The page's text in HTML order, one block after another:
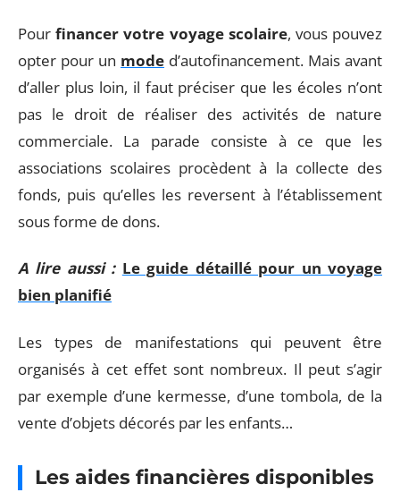
Pourfinancer votre voyage scolaire, vous pouvez
opter pour un mode d’autofinancement. Mais avant
d’aller plus loin, il faut préciser que les écoles n’ont
pas le droit de réaliser des activités de nature
commerciale. La parade consiste à ce que les
associations scolaires procèdent à la collecte des
fonds, puis qu’elles les reversent à l’établissement
sous forme de dons.
A lire aussi : Le guide détaillé pour un voyage
bien planifié
Les types de manifestations qui peuvent être
organisés à cet effet sont nombreux. Il peut s’agir
par exemple d’une kermesse, d’une tombola, de la
vente d’objets décorés par les enfants…
Les aides financières disponibles